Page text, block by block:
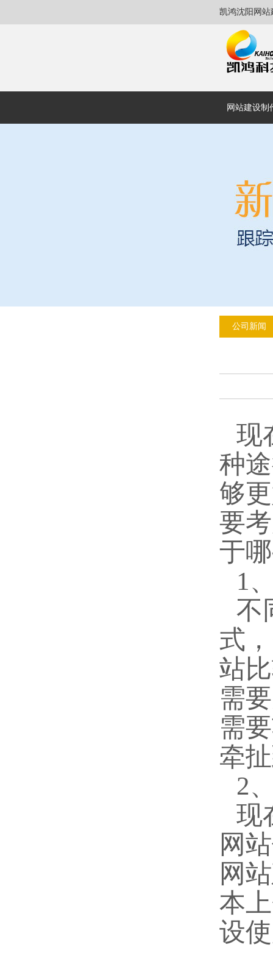
凯鸿沈阳网
网站建设制
公司新闻
现
种
够
要
于
1
不
式
站
需
需
牵
2
现
网
网
本
设